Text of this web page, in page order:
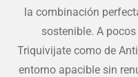
la combinación
sostenible. A
Triquivijate como de
entorno apacible sin